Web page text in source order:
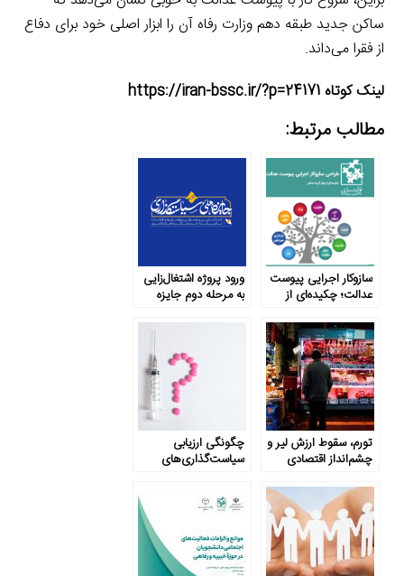
ساکن جدید طبقه دهم وزارت رفاه آن را ابزار اصلی خود برای دفاع
از فقرا می‌داند.
لینک کوتاه https://iran-bssc.ir/?p=24171
مطالب مرتبط:
سازوکار اجرایی پیوست
عدالت؛ چکیده‌ای از
ورود پروژه اشتغال‌زایی
به مرحله دوم جایزه
تورم، سقوط ارزش لیر و
چشم‌انداز اقتصادی
چگونگی ارزیابی
سیاست‌گذاری‌های